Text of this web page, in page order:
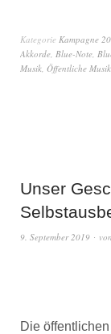
Kategorie Kampagne
Akkorde, Blue-Note,
Musik, Öffentliche
Unser
9. September 2019 von
Die